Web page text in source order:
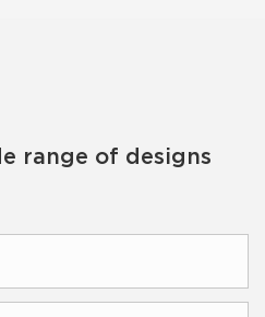
range of designs